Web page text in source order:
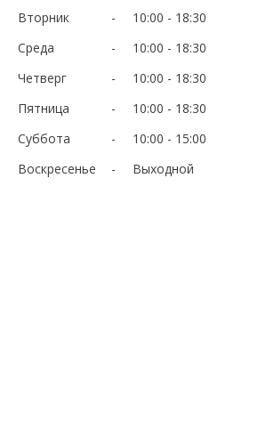
Вторник
10:00
18:30
Среда
10:00
18:30
Четверг
10:00
18:30
Пятница
10:00
18:30
Суббота
10:00
15:00
Воскресенье
Выходной